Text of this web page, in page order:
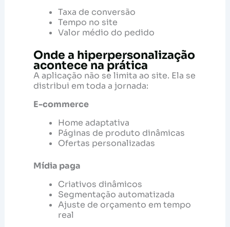
Taxa de conversão
Tempo no site
Valor médio do pedido
Onde a hiperpersonalização
acontece na prática
A aplicação não se limita ao site. Ela se
distribui em toda a jornada:
E-commerce
Home adaptativa
Páginas de produto dinâmicas
Ofertas personalizadas
Mídia paga
Criativos dinâmicos
Segmentação automatizada
Ajuste de orçamento em tempo
real